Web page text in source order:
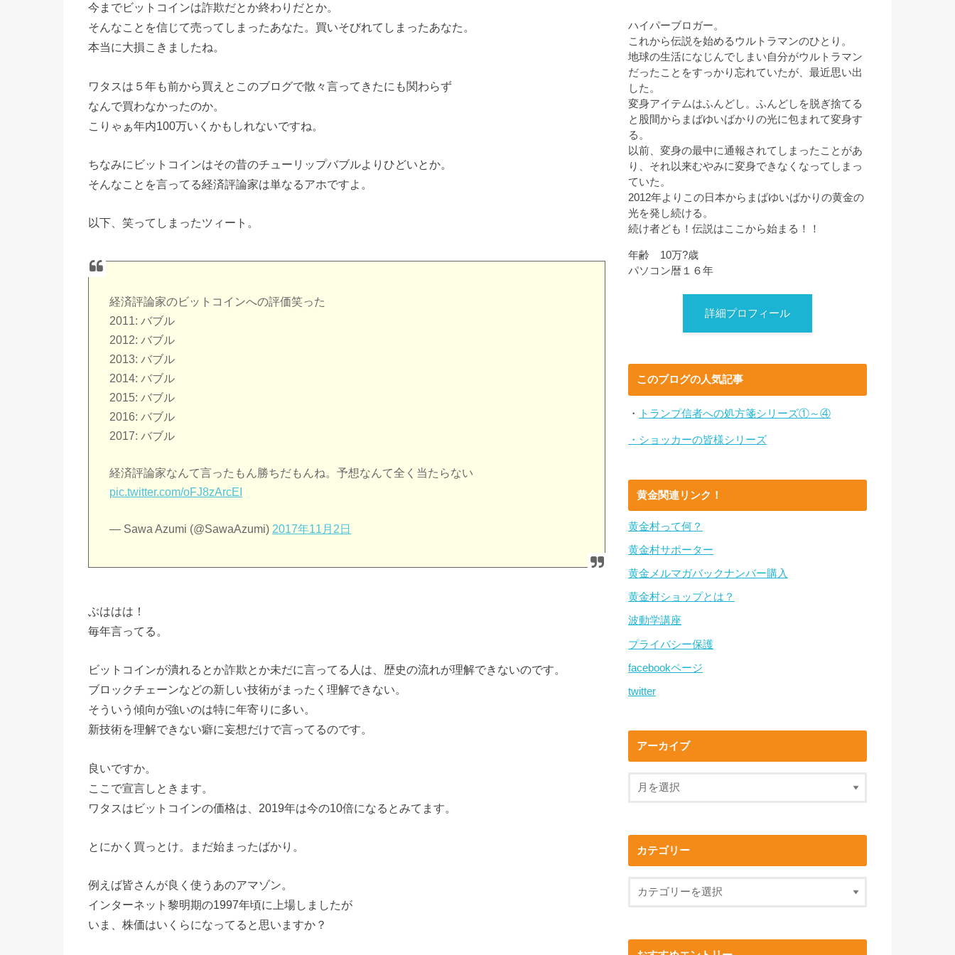
今までビットコインは詐欺だとか終わりだとか。
そんなことを信じて売ってしまったあなた。買いそびれてしまったあなた。
本当に大損こきましたね。
ワタスは５年も前から買えとこのブログで散々言ってきたにも関わらず
なんで買わなかったのか。
こりゃぁ年内100万いくかもしれないですね。
ちなみにビットコインはその昔のチューリップバブルよりひどいとか。
そんなことを言ってる経済評論家は単なるアホですよ。
以下、笑ってしまったツィート。
経済評論家のビットコインへの評価笑った
2011: バブル
2012: バブル
2013: バブル
2014: バブル
2015: バブル
2016: バブル
2017: バブル
経済評論家なんて言ったもん勝ちだもんね。予想なんて全く当たらない
pic.twitter.com/oFJ8zArcEI
— Sawa Azumi (@SawaAzumi) 2017年11月2日
ぶははは！
毎年言ってる。
ビットコインが潰れるとか詐欺とか未だに言ってる人は、歴史の流れが理解できないのです。
ブロックチェーンなどの新しい技術がまったく理解できない。
そういう傾向が強いのは特に年寄りに多い。
新技術を理解できない癖に妄想だけで言ってるのです。
良いですか。
ここで宣言しときます。
ワタスはビットコインの価格は、2019年は今の10倍になるとみてます。
とにかく買っとけ。まだ始まったばかり。
例えば皆さんが良く使うあのアマゾン。
インターネット黎明期の1997年頃に上場しましたが
いま、株価はいくらになってると思いますか？
ハイパーブロガー。
これから伝説を始めるウルトラマンのひとり。
地球の生活になじんでしまい自分がウルトラマン
だったことをすっかり忘れていたが、最近思い出
した。
変身アイテムはふんどし。ふんどしを脱ぎ捨てる
と股間からまばゆいばかりの光に包まれて変身す
る。
以前、変身の最中に通報されてしまったことがあ
り、それ以来むやみに変身できなくなってしまっ
ていた。
2012年よりこの日本からまばゆいばかりの黄金の
光を発し続ける。
続け者ども！伝説はここから始まる！！
年齢 10万?歳
パソコン暦１６年
詳細プロフィール
このブログの人気記事
・ トランプ信者への処方箋シリーズ①～④
・ショッカーの皆様シリーズ
黄金関連リンク！
黄金村って何？
黄金村サポーター
黄金メルマガバックナンバー購入
黄金村ショップとは？
波動学講座
プライバシー保護
facebookページ
twitter
アーカイブ
カテゴリー